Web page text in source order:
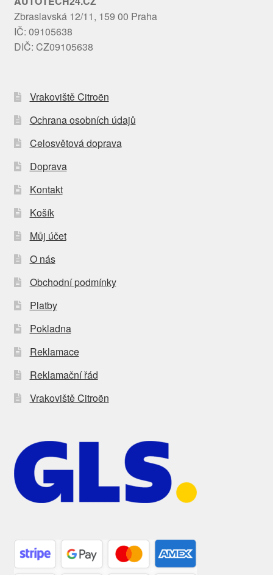
Zbraslavská 12/11, 159 00 Praha
IČ: 09105638
DIČ: CZ09105638
Vrakoviště Citroën
Ochrana osobních údajů
Celosvětová doprava
Doprava
Kontakt
Košík
Můj účet
O nás
Obchodní podmínky
Platby
Pokladna
Reklamace
Reklamační řád
Vrakoviště Citroën